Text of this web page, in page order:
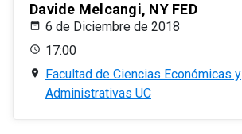
Davide Melcangi, NY FED
6 de Diciembre de 2018
17:00
Facultad de Ciencias Económicas y
Administrativas UC